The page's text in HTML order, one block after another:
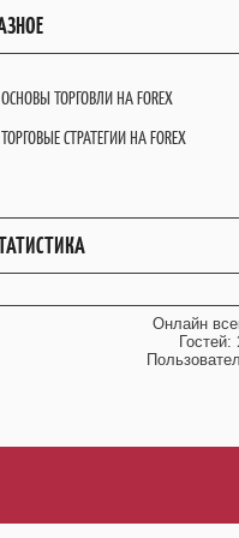
ОСНОВЫ ТОРГОВЛИ НА FOREX
ТОРГОВЫЕ СТРАТЕГИИ НА FOREX
Онлайн
Гостей: